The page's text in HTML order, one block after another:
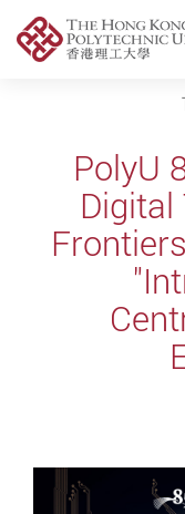
PolyU